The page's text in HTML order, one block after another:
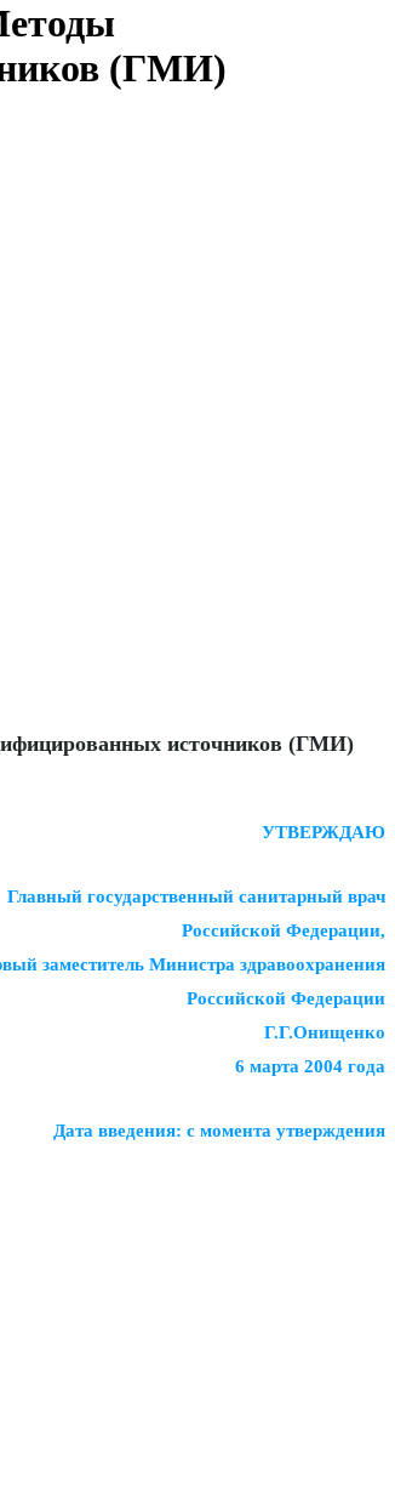
(ГМИ)
источников (ГМИ)
УТВЕРЖДАЮ
Главный государственный санитарный врач
Российской Федерации,
заместитель Министра здравоохранения
Российской Федерации
Г.Г.Онищенко
6 марта 2004 года
Дата введения: с момента утверждения